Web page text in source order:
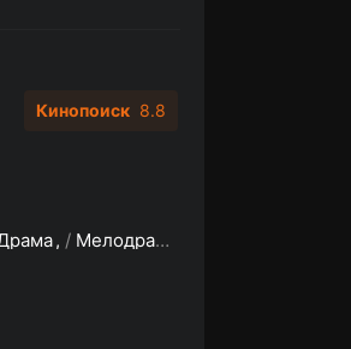
/ Мелодрама
Кинопоиск 8.8